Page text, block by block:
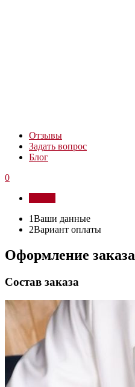
Отзывы
Задать вопрос
Блог
0
1Ваши данные
2Вариант оплаты
Оформление заказа
Состав заказа